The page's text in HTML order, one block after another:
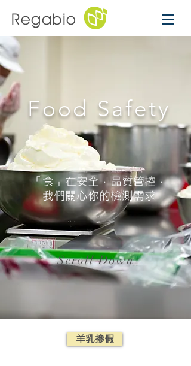
Regabio
Food Safety
「食」在安全，品質管控，
我們關心你的檢測需求
Scroll Down
羊乳摻假